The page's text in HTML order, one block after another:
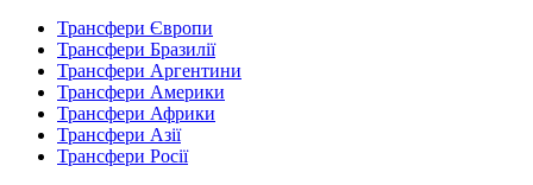
Трансфери Європи
Трансфери Бразилії
Трансфери Аргентини
Трансфери Америки
Трансфери Африки
Трансфери Азії
Трансфери Росії